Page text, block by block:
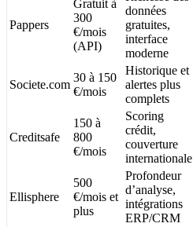
Pappers
Gratuit à
300
€/mois
(API)
données
gratuites,
interface
moderne
Societe.com
30 à 150
€/mois
Historique et
alertes plus
complets
Creditsafe
150 à
800
€/mois
Scoring
crédit,
couverture
internationale
Ellisphere
500
€/mois et
plus
Profondeur
d’analyse,
intégrations
ERP/CRM